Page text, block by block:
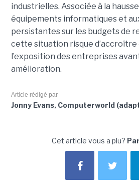
industrielles. Associée à la
équipements informatiques et
persistantes sur les budgets de
cette situation risque
l’exposition des entreprises
amélioration.
Article rédigé par
Jonny Evans, Computerworld
Cet article vous a plu?